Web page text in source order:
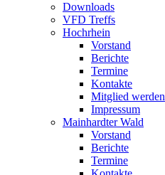
Downloads
VFD Treffs
Hochrhein
Vorstand
Berichte
Termine
Kontakte
Mitglied werden
Impressum
Mainhardter Wald
Vorstand
Berichte
Termine